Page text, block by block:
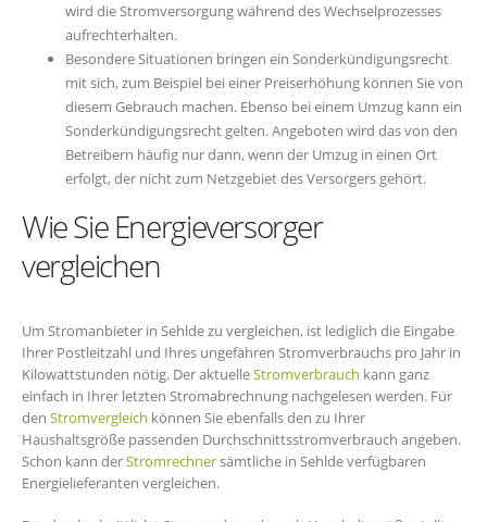
wird die Stromversorgung während des Wechselprozesses
aufrechterhalten.
Besondere Situationen bringen ein Sonderkündigungsrecht
mit sich, zum Beispiel bei einer Preiserhöhung können Sie von
diesem Gebrauch machen. Ebenso bei einem Umzug kann ein
Sonderkündigungsrecht gelten. Angeboten wird das von den
Betreibern häufig nur dann, wenn der Umzug in einen Ort
erfolgt, der nicht zum Netzgebiet des Versorgers gehört.
Wie Sie Energieversorger
vergleichen
Um Stromanbieter in Sehlde zu vergleichen, ist lediglich die Eingabe
Ihrer Postleitzahl und Ihres ungefähren Stromverbrauchs pro Jahr in
Kilowattstunden nötig. Der aktuelleStromverbrauch kann ganz
einfach in Ihrer letzten Stromabrechnung nachgelesen werden. Für
den Stromvergleich können Sie ebenfalls den zu Ihrer
Haushaltsgröße passenden Durchschnittsstromverbrauch angeben.
Schon kann derStromrechnersämtliche in Sehlde verfügbaren
Energielieferanten vergleichen.